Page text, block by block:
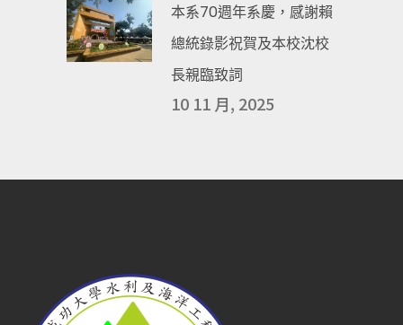
本系70週年系慶，感謝賴
總統錄影祝賀及本校沈校
長親臨致詞
10 11 月, 2025